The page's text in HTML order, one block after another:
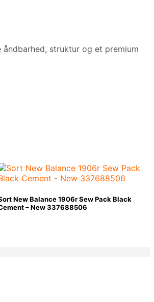
struktur og et premium
New Balance 1906r Sew Pack Black
– New 337688506